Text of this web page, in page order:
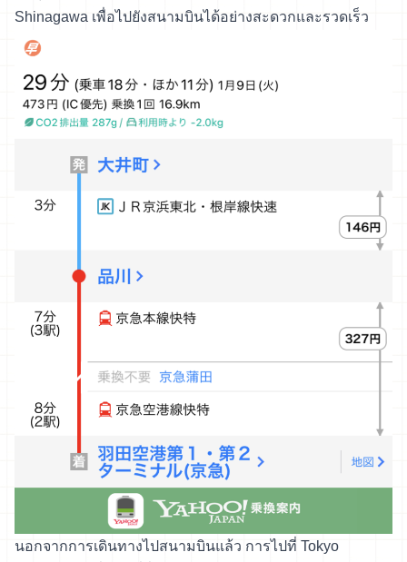
Shinagawa เพื่อไปยังสนามบินได้อย่างสะดวกและรวดเร็ว
นอกจากการเดินทางไปสนามบินแล้ว การไปที่ Tokyo